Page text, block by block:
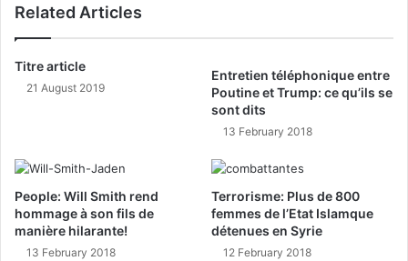
Related Articles
Titre article
21 August 2019
Entretien téléphonique entre
Poutine et Trump: ce qu’ils se
sont dits
13 February 2018
People: Will Smith rend
hommage à son fils de
manière hilarante!
13 February 2018
Terrorisme: Plus de 800
femmes de l’Etat Islamque
détenues en Syrie
12 February 2018